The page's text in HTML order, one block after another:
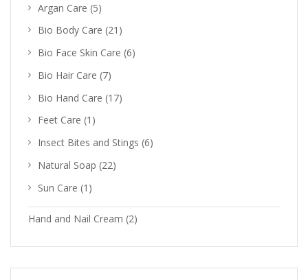
Argan Care (5)
Bio Body Care (21)
Bio Face Skin Care (6)
Bio Hair Care (7)
Bio Hand Care (17)
Feet Care (1)
Insect Bites and Stings (6)
Natural Soap (22)
Sun Care (1)
Hand and Nail Cream (2)